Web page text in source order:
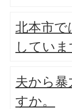
北本市
していま
夫から
すか。